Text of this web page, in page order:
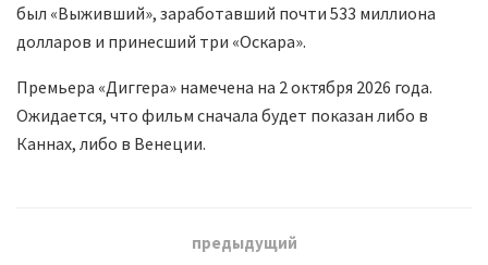
был «Выживший», заработавший почти 533 миллиона
долларов и принесший три «Оскара».
Премьера «Диггера» намечена на 2 октября 2026 года.
Ожидается, что фильм сначала будет показан либо в
Каннах, либо в Венеции.
предыдущий